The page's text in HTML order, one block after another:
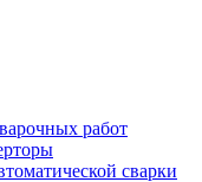
работ
сварки